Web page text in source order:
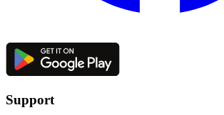
Support